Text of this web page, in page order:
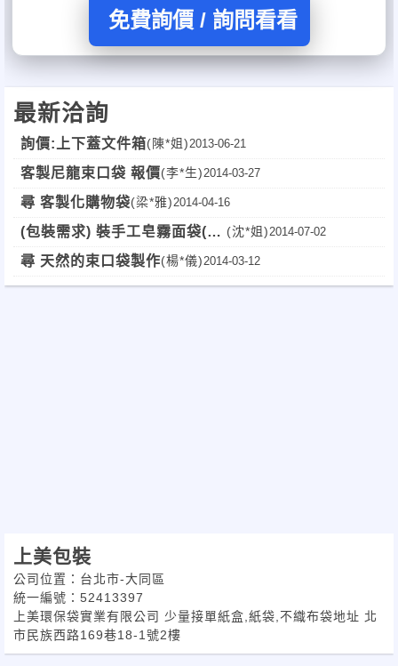
免費詢價 / 詢問看看
最新洽詢
詢價:上下蓋文件箱(陳*姐)2013-06-21
客製尼龍束口袋 報價(李*生)2014-03-27
尋 客製化購物袋(梁*雅)2014-04-16
(包裝需求) 裝手工皂霧面袋(熱
封口袋)
(沈*姐)2014-07-02
尋 天然的束口袋製作(楊*儀)2014-03-12
上美包裝
公司位置：台北市-大同區
統一編號：52413397
上美環保袋實業有限公司 少量接單紙盒,紙袋,不織布袋地址 北
市民族西路169巷18-1號2樓